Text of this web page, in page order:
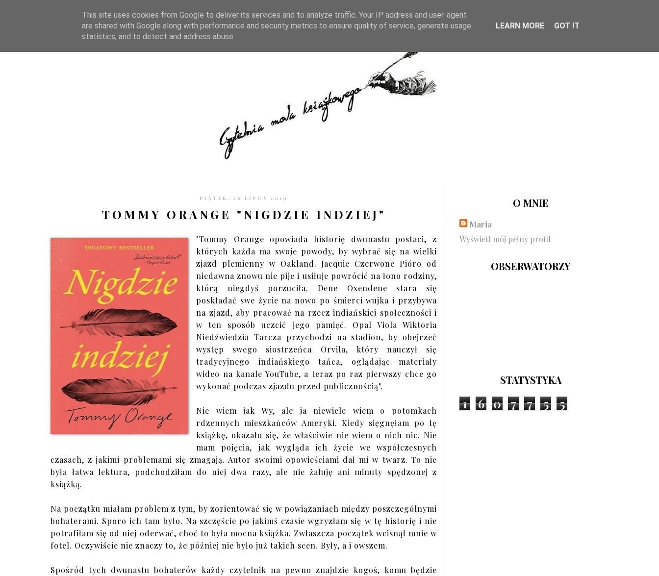
STRONA GŁÓWNA WSPÓŁPRACA RECENZJE O STRONIE KONTAKT CZYTELNIA PO GODZINACH
PIĄTEK, 26 LIPCA 2019
TOMMY ORANGE "NIGDZIE INDZIEJ"
"Tommy Orange opowiada historię dwunastu postaci, z
których każda ma swoje powody, by wybrać się na wielki
zjazd plemienny w Oakland. Jacquie Czerwone Pióro od
niedawna znowu nie pije i usiłuje powrócić na łono rodziny,
którą niegdyś porzuciła. Dene Oxendene stara się
poskładać swe życie na nowo po śmierci wujka i przybywa
na zjazd, aby pracować na rzecz indiańskiej społeczności i
w ten sposób uczcić jego pamięć. Opal Viola Wiktoria
Niedźwiedzia Tarcza przychodzi na stadion, by obejrzeć
występ swego siostrzeńca Orvila, który nauczył się
tradycyjnego indiańskiego tańca, oglądając materiały
wideo na kanale YouTube, a teraz po raz pierwszy chce go
wykonać podczas zjazdu przed publicznością".
Nie wiem jak Wy, ale ja niewiele wiem o potomkach
rdzennych mieszkańców Ameryki. Kiedy sięgnęłam po tę
książkę, okazało się, że właściwie nie wiem o nich nic. Nie
mam pojęcia, jak wygląda ich życie we współczesnych
czasach, z jakimi problemami się zmagają. Autor swoimi opowieściami dał mi w twarz. To nie
była łatwa lektura, podchodziłam do niej dwa razy, ale nie żałuję ani minuty spędzonej z
książką.
Na początku miałam problem z tym, by zorientować się w powiązaniach między poszczególnymi
bohaterami. Sporo ich tam było. Na szczęście po jakimś czasie wgryzłam się w tę historię i nie
potrafiłam się od niej oderwać, choć to była mocna książka. Zwłaszcza początek wcisnął mnie w
fotel. Oczywiście nie znaczy to, że później nie było już takich scen. Były, a i owszem.
Spośród tych dwunastu bohaterów każdy czytelnik na pewno znajdzie kogoś, komu będzie
O MNIE
Maria
Wyświetl mój pełny profil
OBSERWATORZY
STATYSTYKA
1 6 0 7 7 5 5
This site uses cookies from Google to deliver its services and to analyze traffic. Your IP address and user-agent
are shared with Google along with performance and security metrics to ensure quality of service, generate usage
statistics, and to detect and address abuse.
LEARN MORE GOT IT